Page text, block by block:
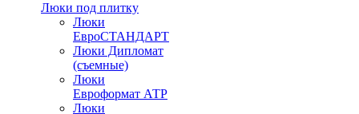
Люки под плитку
Люки
ЕвроСТАНДАРТ
Люки Дипломат
(съемные)
Люки
Евроформат АТР
Люки